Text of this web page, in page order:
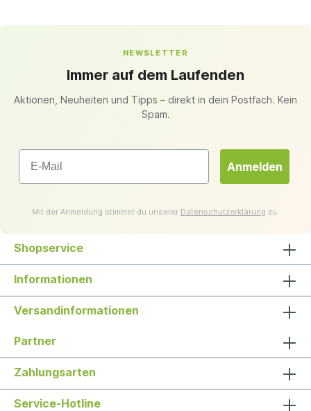
NEWSLETTER
Immer auf dem Laufenden
Aktionen, Neuheiten und Tipps – direkt in dein Postfach. Kein
Spam.
Email
Anmelden
Mit der Anmeldung stimmst du unserer Datenschutzerklärung zu.
Shopservice
Informationen
Versandinformationen
Partner
Zahlungsarten
Service-Hotline